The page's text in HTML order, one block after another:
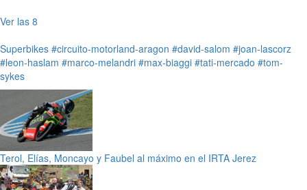
Ver las 8
Superbikes #circuito-motorland-aragon #david-salom #joan-lascorz
#leon-haslam #marco-melandri #max-biaggi #tati-mercado #tom-
sykes
Terol, Elías, Moncayo y Faubel al máximo en el IRTA Jerez